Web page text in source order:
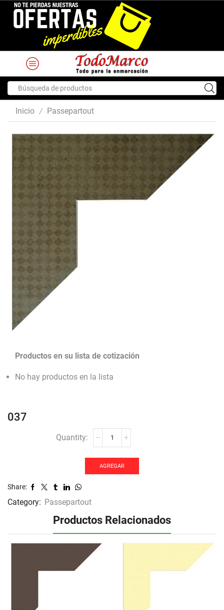
input
Inicio / Passepartout
Productos en su lista de cotización
No hay productos en la lista
037
AGREGAR
Share:
Category: Passepartout
Productos Relacionados